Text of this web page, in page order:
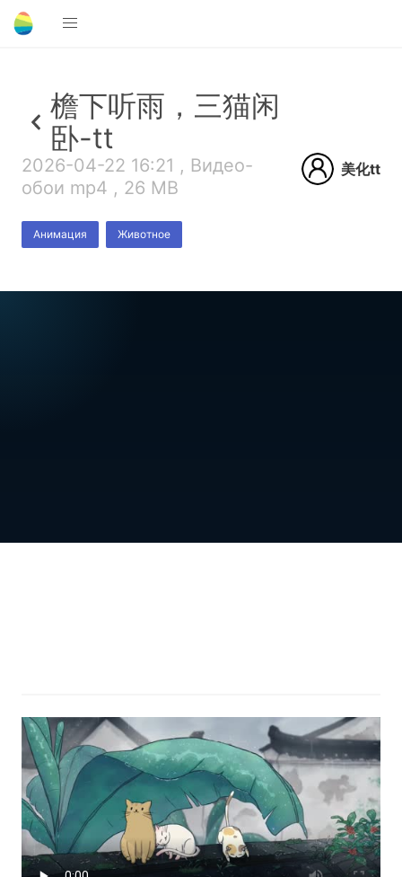
檐下听雨，三猫闲
卧-tt
2026-04-22 16:21 , Видео-
обои mp4 , 26 MB
Анимация Животное
美化tt